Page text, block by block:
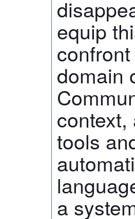
equip
domain
tools
a